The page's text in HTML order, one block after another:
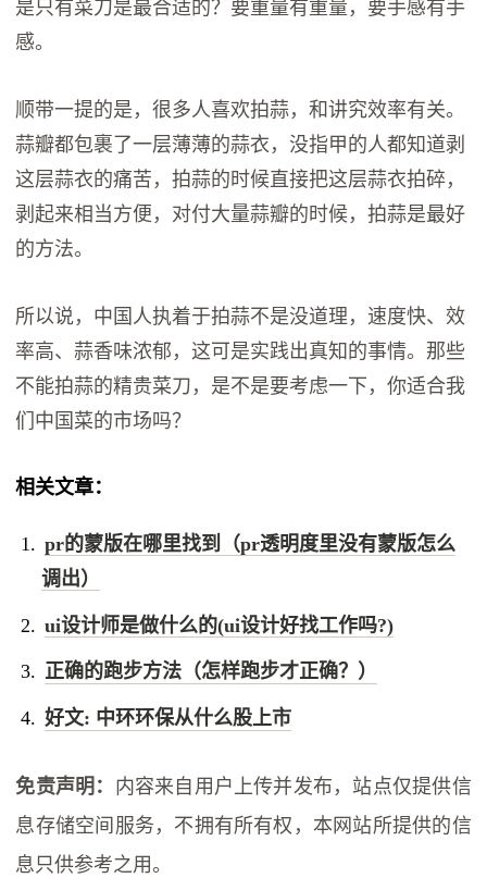
是只有菜刀是最合适的？要重量有重量，要手感有手
感。
顺带一提的是，很多人喜欢拍蒜，和讲究效率有关。
蒜瓣都包裹了一层薄薄的蒜衣，没指甲的人都知道剥
这层蒜衣的痛苦，拍蒜的时候直接把这层蒜衣拍碎，
剥起来相当方便，对付大量蒜瓣的时候，拍蒜是最好
的方法。
所以说，中国人执着于拍蒜不是没道理，速度快、效
率高、蒜香味浓郁，这可是实践出真知的事情。那些
不能拍蒜的精贵菜刀，是不是要考虑一下，你适合我
们中国菜的市场吗？
相关文章：
pr的蒙版在哪里找到（pr透明度里没有蒙版怎么
调出）
ui设计师是做什么的(ui设计好找工作吗?)
正确的跑步方法（怎样跑步才正确？）
好文: 中环环保从什么股上市
免责声明： 内容来自用户上传并发布，站点仅提供信
息存储空间服务，不拥有所有权，本网站所提供的信
息只供参考之用。